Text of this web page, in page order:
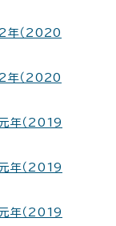
2年（2020
2年（2020
年（2019
年（2019
年（2019